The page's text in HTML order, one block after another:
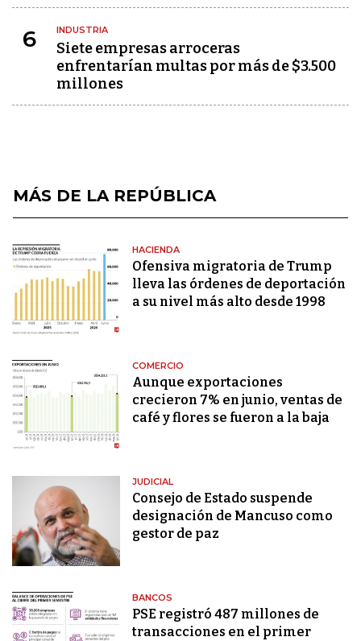
6 INDUSTRIA
Siete empresas arroceras
enfrentarían multas por más de $3.500
millones
MÁS DE LA REPÚBLICA
HACIENDA
Ofensiva migratoria de Trump
lleva las órdenes de deportación
a su nivel más alto desde 1998
COMERCIO
Aunque exportaciones
crecieron 7% en junio, ventas de
café y flores se fueron a la baja
JUDICIAL
Consejo de Estado suspende
designación de Mancuso como
gestor de paz
BANCOS
PSE registró 487 millones de
transacciones en el primer